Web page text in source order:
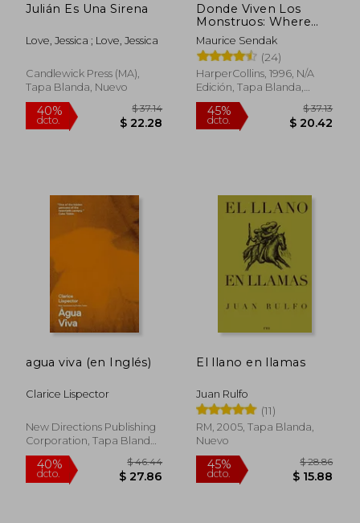
$ 30.12
45%
dcto.
Julián Es Una Sirena
Love, Jessica ; Love, Jessica
Candlewick Press (MA),
Tapa Blanda, Nuevo
Donde Viven Los
Monstruos: Where
the Wild Things Are
(Spanish Edition), a
Caldecott Award
Winner
Maurice Sendak
(24)
HarperCollins, 1996, N/A
Edición, Tapa Blanda,
Nuevo
agua viva (en Inglés)
Clarice Lispector
New Directions Publishing
Corporation, Tapa Blanda,
Nuevo
El llano en llamas
Juan Rulfo
(11)
RM, 2005, Tapa Blanda,
Nuevo